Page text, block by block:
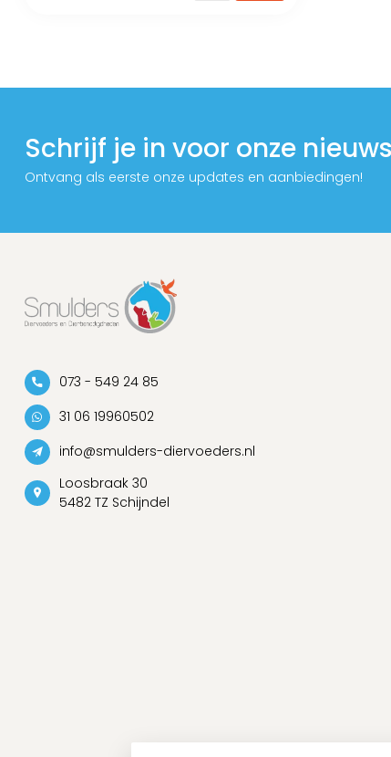
Schrijf je in voor onze
Ontvang als eerste onze updates en aanbiedingen!
073 - 549 24 85
31 06 19960502
info@smulders-diervoeders.nl
Loosbraak 30
5482 TZ Schijndel